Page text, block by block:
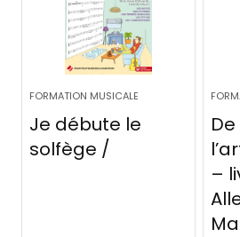
FORMATION MUSICALE
Je débute le
solfège /
De
–